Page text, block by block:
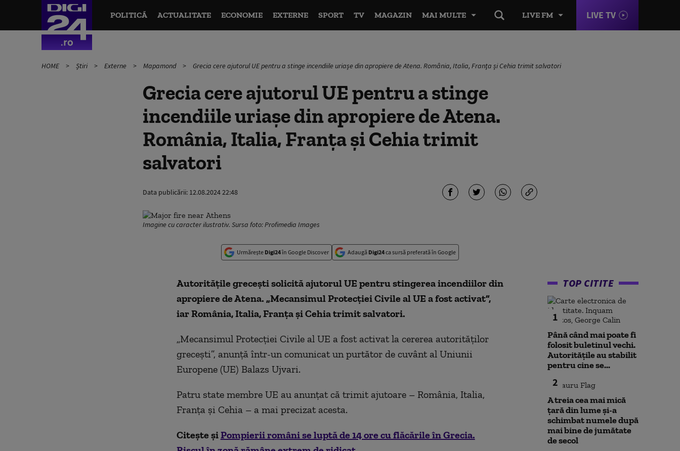
LIVE FM LIVE TV
POLITICĂ ACTUALITATE ECONOMIE EXTERNE SPORT TV MAGAZIN MAI MULTE
HOME Știri Externe Mapamond Grecia cere ajutorul UE pentru a stinge incendiile uriașe din apropiere de Atena. România, Italia, Franţa și Cehia trimit salvatori
Grecia cere ajutorul UE pentru a stinge
incendiile uriașe din apropiere de Atena.
România, Italia, Franţa și Cehia trimit
salvatori
Data publicării: 12.08.2024 22:48
Imagine cu caracter ilustrativ. Sursa foto: Profimedia Images
Urmărește Digi24în Google Discover Adaugă Digi24ca sursă preferată în Google
Autorităţile greceşti solicită ajutorul UE pentru stingerea incendiilor din
apropiere de Atena. „Mecansimul Protecţiei Civile al UE a fost activat”,
iar România, Italia, Franța și Cehia trimit salvatori.
„Mecansimul Protecţiei Civile al UE a fost activat la cererea autorităţilor
greceşti”, anunţă într-un comunicat un purtător de cuvânt al Uniunii
Europene (UE) Balazs Ujvari.
Patru state membre UE au anunţat că trimit ajutoare – România, Italia,
Franţa și Cehia – a mai precizat acesta.
Citește șiPompierii români se luptă de 14 ore cu flăcările în Grecia.
TOP CITITE
1
Până când mai poate fi
folosit buletinul vechi.
Autoritățile au stabilit
pentru cine se...
2
A treia cea mai mică
țară din lume și-a
schimbat numele după
mai bine de jumătate
de secol